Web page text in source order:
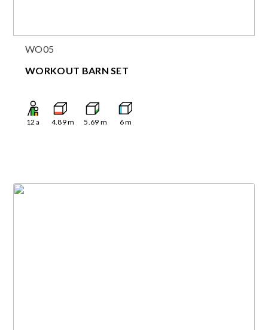
WO05
WORKOUT BARN SET
12 a 4.89m 5.69 m 6m